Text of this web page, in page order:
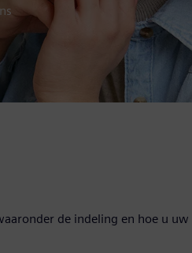
de indeling en hoe u uw